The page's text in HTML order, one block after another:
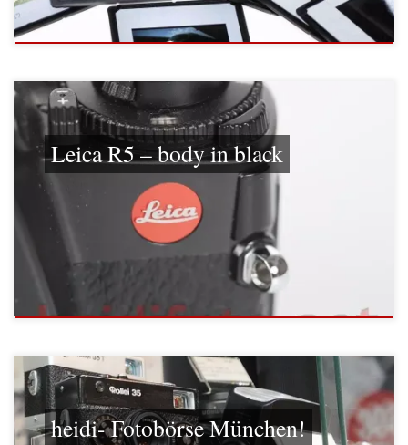
Leica R5 – body in black
heidi- Fotobörse München!